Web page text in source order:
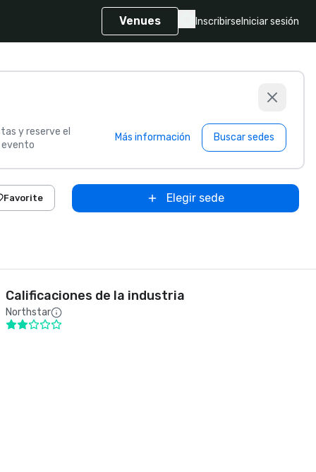
Venues Inscribirse Iniciar sesión
y reserve el
evento
Más información Buscar sedes
Favorite Elegir sede
Calificaciones de la industria
Northstar